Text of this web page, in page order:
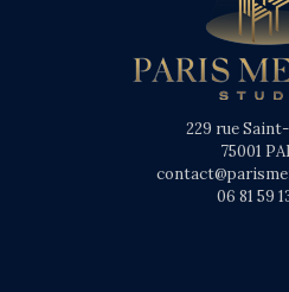
229 rue
75001
06 81 59